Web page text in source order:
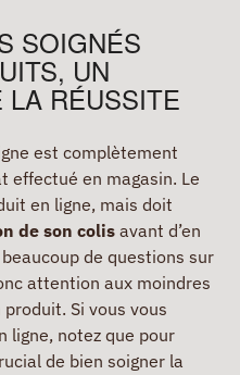
SOIGNÉS
UN
LA RÉUSSITE
est complètement
effectué en magasin. Le
en ligne, mais doit
de son colisavant d’en
de questions sur
attention aux moindres
Si vous vous
ligne, notez que pour
de bien soigner la